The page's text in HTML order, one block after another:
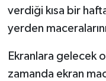
verdiği kısa bir
yerden
Ekranlara gelecek
zamanda ekran